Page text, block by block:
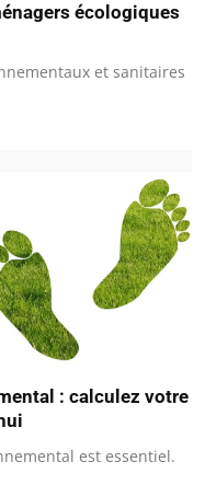
écologiques
et sanitaires
: calculez votre
est essentiel.